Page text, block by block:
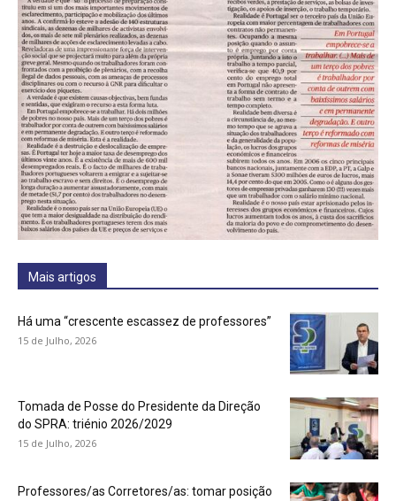
Mais artigos
Há uma “crescente escassez de professores”
15 de Julho, 2026
Tomada de Posse do Presidente da Direção
do SPRA: triénio 2026/2029
15 de Julho, 2026
Professores/as Corretores/as: tomar posição